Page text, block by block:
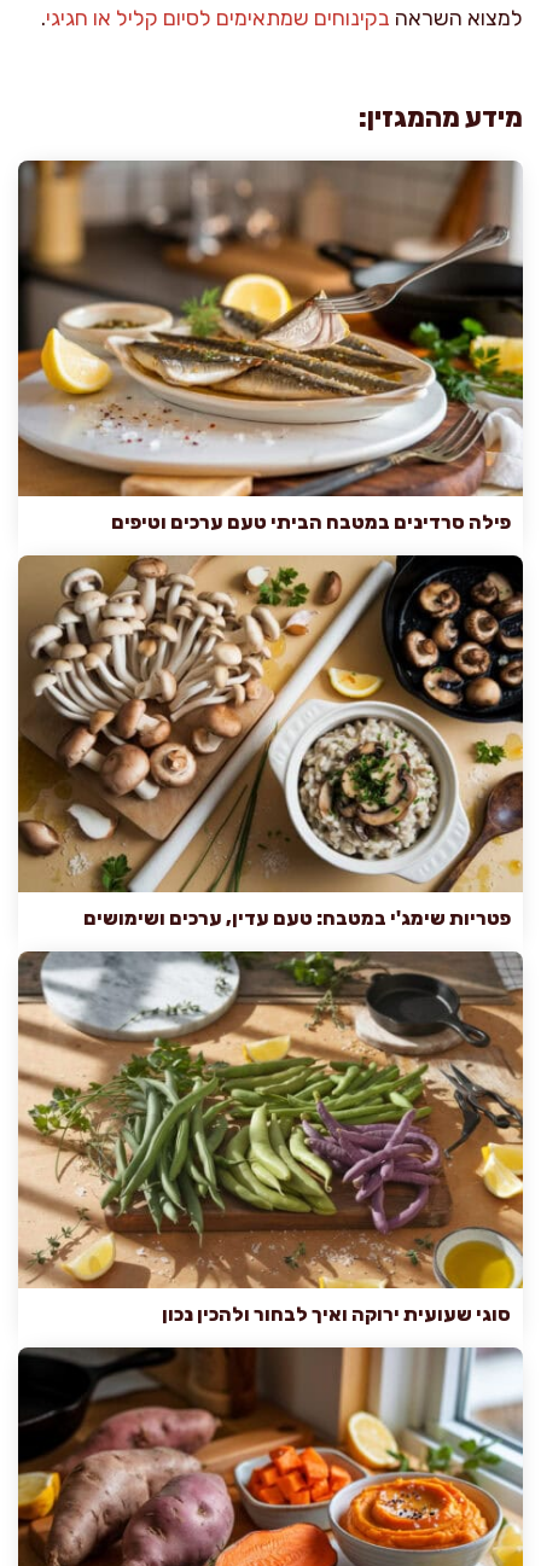
למצוא השראה בקינוחים שמתאימים לסיום קליל או חגיגי.
מידע מהמגזין:
פילה סרדינים במטבח הביתי טעם ערכים וטיפים
פטריות שימג'י במטבח: טעם עדין, ערכים ושימושים
סוגי שעועית ירוקה ואיך לבחור ולהכין נכון